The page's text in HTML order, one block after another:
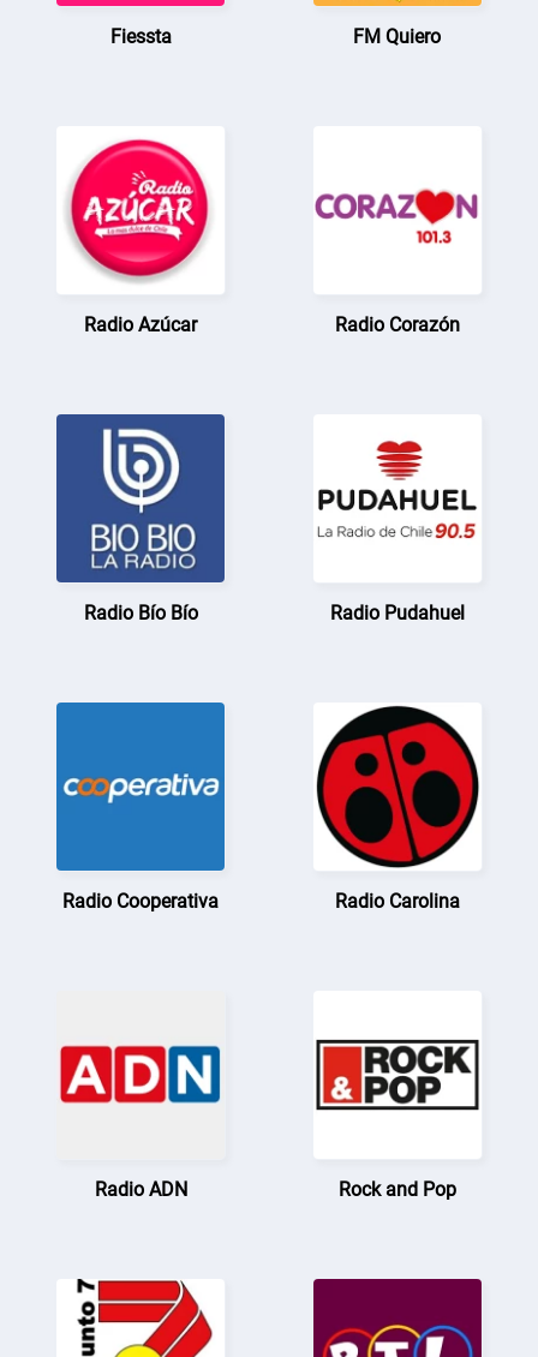
Fiessta FM Quiero
Radio Azúcar Radio Corazón
Radio Bío Bío Radio Pudahuel
Radio Cooperativa Radio Carolina
Radio ADN Rock and Pop